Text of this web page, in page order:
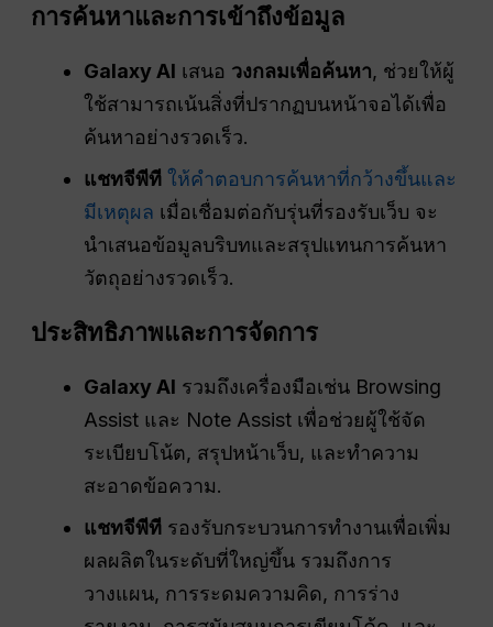
การค้นหาและการเข้าถึงข้อมูล
Galaxy AI เสนอ วงกลมเพื่อค้นหา, ช่วยให้ผู้
ใช้สามารถเน้นสิ่งที่ปรากฏบนหน้าจอได้เพื่อ
ค้นหาอย่างรวดเร็ว.
แชทจีพีที ให้คำตอบการค้นหาที่กว้างขึ้นและ
มีเหตุผล เมื่อเชื่อมต่อกับรุ่นที่รองรับเว็บ จะ
นำเสนอข้อมูลบริบทและสรุปแทนการค้นหา
วัตถุอย่างรวดเร็ว.
ประสิทธิภาพและการจัดการ
Galaxy AI รวมถึงเครื่องมือเช่น Browsing
Assist และ Note Assist เพื่อช่วยผู้ใช้จัด
ระเบียบโน้ต, สรุปหน้าเว็บ, และทำความ
สะอาดข้อความ.
แชทจีพีที รองรับกระบวนการทำงานเพื่อเพิ่ม
ผลผลิตในระดับที่ใหญ่ขึ้น รวมถึงการ
วางแผน, การระดมความคิด, การร่าง